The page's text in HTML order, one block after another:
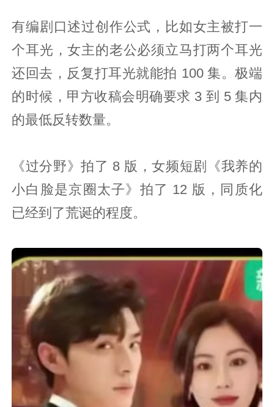
有编剧口述过创作公式，比如女主被打一
个耳光，女主的老公必须立马打两个耳光
还回去，反复打耳光就能拍 100 集。极端
的时候，甲方收稿会明确要求 3 到 5 集内
的最低反转数量。
《过分野》拍了 8 版，女频短剧《我养的
小白脸是京圈太子》拍了 12 版，同质化
已经到了荒诞的程度。